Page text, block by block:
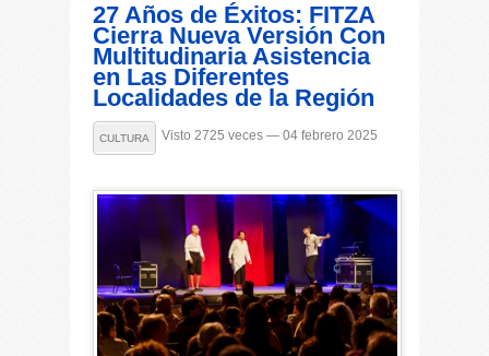
27 Años de Éxitos: FITZA
Cierra Nueva Versión Con
Multitudinaria Asistencia
en Las Diferentes
Localidades de la Región
CULTURA Visto 2725 veces — 04 febrero 2025